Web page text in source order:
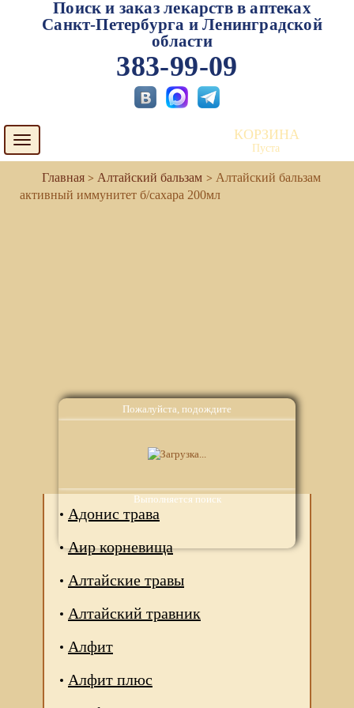
Пожалуйста, подождите
Выполняется поиск
Поиск и заказ лекарств в аптеках
Санкт-Петербурга и Ленинградской
области
383-99-09
Toggle
navigation
КОРЗИНА
Пуста
Алтайский бальзам
Алтайский бальзам
активный иммунитет б/сахара 200мл
Адонис трава
Аир корневища
Алтайские травы
Алтайский травник
Алфит
Алфит плюс